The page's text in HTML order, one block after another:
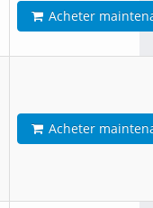
Acheter
Acheter